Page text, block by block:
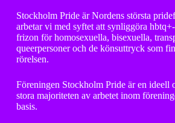
Stockholm Pride är Nordens största
arbetar vi med syftet att synliggöra
frizon för homosexuella, bisexuella,
queerpersoner och de könsuttryck som
rörelsen.
Föreningen Stockholm Pride är en ideell
stora majoriteten av arbetet inom
basis.